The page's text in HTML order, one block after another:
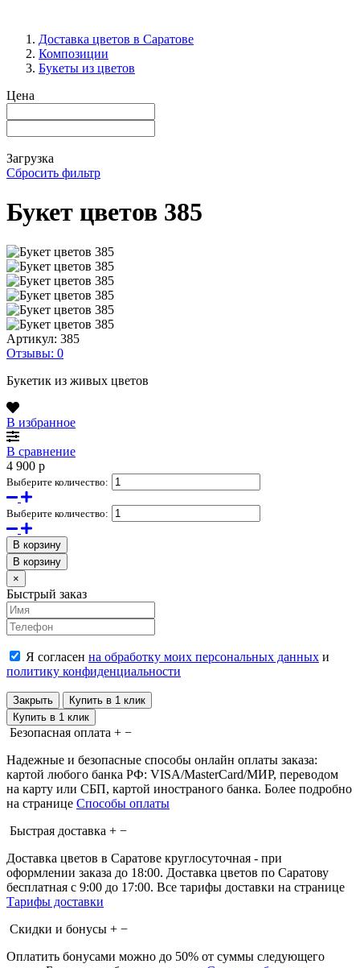
Доставка цветов в Саратове
Композиции
Букеты из цветов
Цена
Загрузка
Сбросить фильтр
Букет цветов 385
Артикул: 385
Отзывы: 0
Букетик из живых цветов
В избранное
В сравнение
4 900 p
Выберите количество:
Выберите количество:
В корзину
В корзину
×
Быстрый заказ
Я согласен на обработку моих персональных данных и
политику конфиденциальности
Закрыть
Купить в 1 клик
Купить в 1 клик
Безопасная оплата + −
Надежные и безопасные способы онлайн оплаты заказа:
картой любого банка РФ: VISA/MasterCard/МИР, переводом
на карту или СБП, картой иностраного банка. Более подробно
на странице Способы оплаты
Быстрая доставка + −
Доставка цветов в Саратове круглосуточная - при
оформлении заказа до 18:00. Доставка цветов по Саратову
бесплатная с 9:00 до 17:00. Все тарифы доставки на странице
Тарифы доставки
Скидки и бонусы + −
Оплатить бонусами можно до 50% от суммы следующего